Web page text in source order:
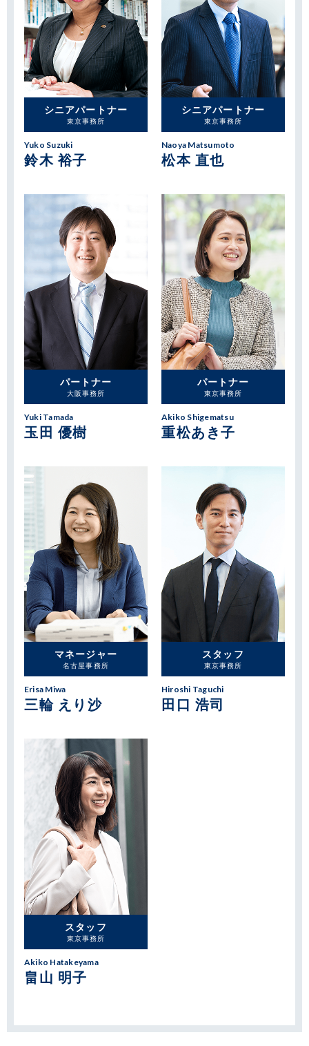
シニアパートナー
東京事務所
Yuko Suzuki
鈴木 裕子
シニアパートナー
東京事務所
Naoya Matsumoto
松本 直也
パートナー
大阪事務所
Yuki Tamada
玉田 優樹
パートナー
東京事務所
Akiko Shigematsu
重松あき子
マネージャー
名古屋事務所
Erisa Miwa
三輪 えり沙
スタッフ
東京事務所
Hiroshi Taguchi
田口 浩司
スタッフ
東京事務所
Akiko Hatakeyama
畠山 明子